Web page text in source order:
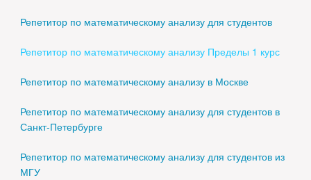
Репетитор по математическому анализу для студентов
Репетитор по математическому анализу Пределы 1 курс
Репетитор по математическому анализу в Москве
Репетитор по математическому анализу для студентов в
Санкт-Петербурге
Репетитор по математическому анализу для студентов из
МГУ